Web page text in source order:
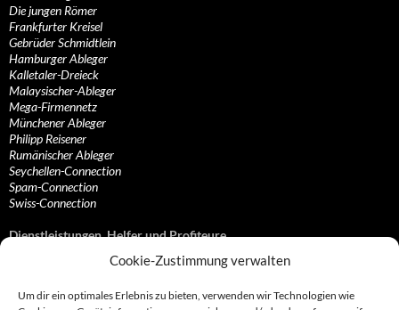
Cookie-Zustimmung verwalten
Um dir ein optimales Erlebnis zu bieten, verwenden wir Technologien wie
Die jungen Römer
Frankfurter Kreisel
Gebrüder Schmidtlein
Hamburger Ableger
Kalletaler-Dreieck
Malaysischer-Ableger
Mega-Firmennetz
Münchener Ableger
Philipp Reisener
Rumänischer Ableger
Seychellen-Connection
Spam-Connection
Swiss-Connection
Dienstleistungen, Helfer und Profiteure
Anonymisierungsdienste, VPN- und Web-Proxy…
Bezahlsysteme, Finanzdienstleister und…